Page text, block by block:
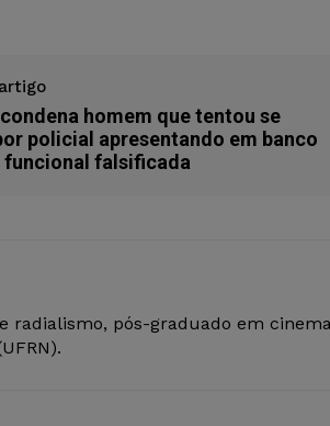
homem que tentou se
policial apresentando em banco
falsificada
radialismo, pós-graduado em